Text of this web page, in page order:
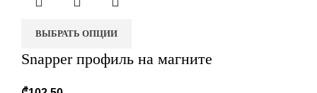
ВЫБРАТЬ ОПЦИИ
Snapper профиль на магните